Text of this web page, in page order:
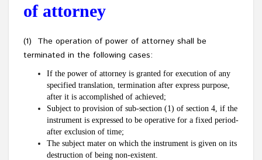
of attorney
(1) The operation of power of attorney shall be
terminated in the following cases:
If the power of attorney is granted for execution of any
specified translation, termination after express purpose,
after it is accomplished of achieved;
Subject to provision of sub-section (1) of section 4, if the
instrument is expressed to be operative for a fixed period-
after exclusion of time;
The subject mater on which the instrument is given on its
destruction of being non-existent.